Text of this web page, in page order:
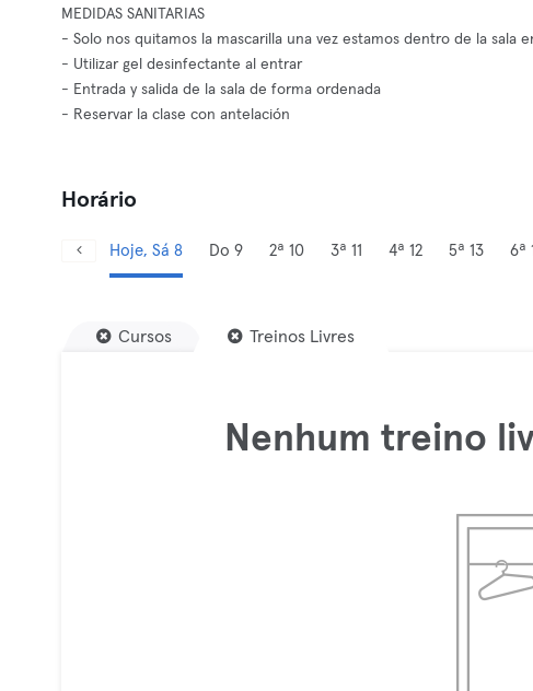
MEDIDAS SANITARIAS
- Solo nos quitamos la mascarilla una vez estamos dentro de la sala
- Utilizar gel desinfectante al entrar
- Entrada y salida de la sala de forma ordenada
- Reservar la clase con antelación
Horário
Hoje, Sá 8 Do 9 2ª 10 3ª 11 4ª 12 5ª 13 6ª
Cursos Treinos Livres
Nenhum treino